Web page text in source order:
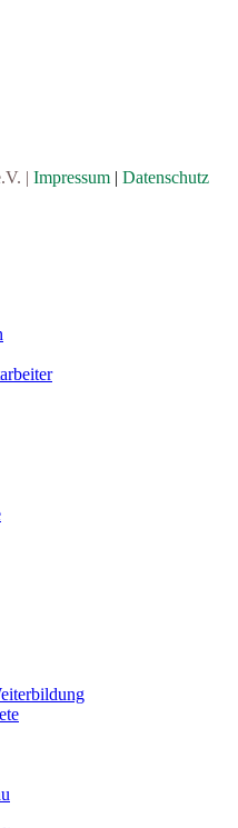
| Impressum | Datenschutz